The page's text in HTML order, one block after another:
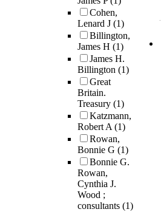
Cohen,
Lenard J (1)
Billington,
James H (1)
James H.
Billington (1)
Great
Britain.
Treasury (1)
Katzmann,
Robert A(1)
Rowan,
Bonnie G (1)
Bonnie G.
Rowan,
Cynthia J.
Wood ;
consultants (1)